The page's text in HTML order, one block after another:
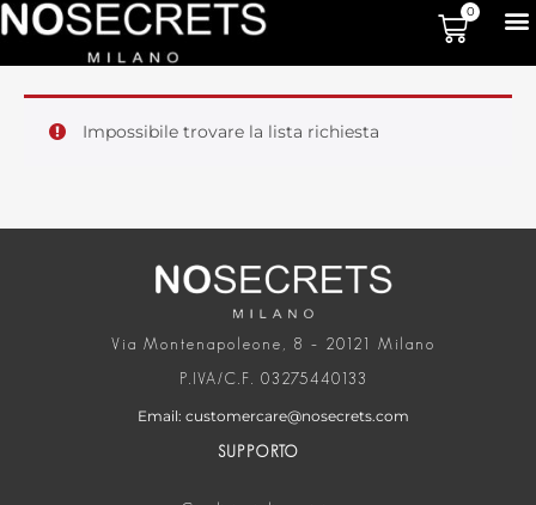
0
Impossibile trovare la lista richiesta
Via Montenapoleone, 8 – 20121 Milano
P.IVA/C.F. 03275440133
Email: customercare@nosecrets.com
SUPPORTO